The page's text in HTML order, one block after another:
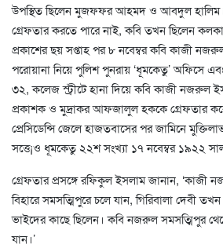
উপস্থিত ছিলেন মুজফফর আহমদ ও আবদুল
গ্রেফতার করতে পারে নাই, কবি তখন ছিলেন
প্রকাশের ছয় সপ্তাহ পর ৮ নবেম্বর কবি কাজী
পরোয়ানা নিয়ে পুলিশ পুনরায় ‘ধূমকেতু’ অফিসে
৩২, কলেজ স্ট্রীটে হানা দিয়ে কবি কাজী নজরুল
প্রকাশক ও মুদ্রাকর আফজালুল হককে গ্রেফতার
প্রেসিডেন্সি জেলে হাজতবাসের পর জামিনে
সত্তে¡ও ধূমকেতু ২২শ সংখ্যা ১৭ নবেম্বর ১৯২২ সাল
গ্রেফতার প্রসঙ্গে রফিকুল ইসলাম জানান, ‘কাজী
বিহারে সমসত্মিপুরে চলে যান, গিরিবালা দেবী তখন
ভাইদের কাছে ছিলেন। কবি নজরুল সমসত্মিপুর
যান।’